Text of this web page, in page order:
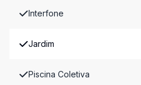
Interfone
Jardim
Piscina Coletiva